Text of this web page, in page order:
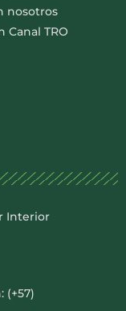
nosotros
Canal TRO
Interior
(+57)